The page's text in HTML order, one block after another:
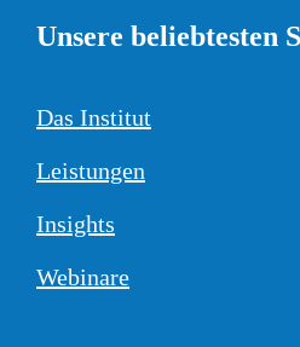
Unsere beliebtesten
Das Institut
Leistungen
Insights
Webinare